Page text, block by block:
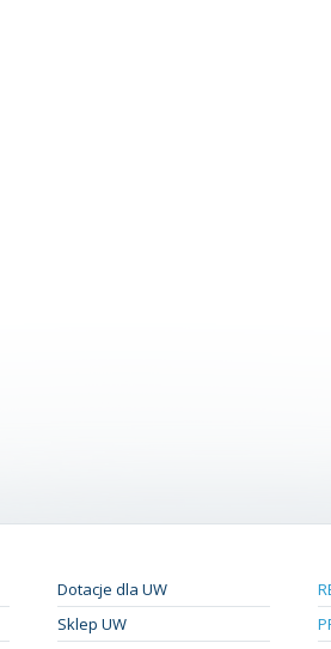
Dotacje dla UW
Sklep UW